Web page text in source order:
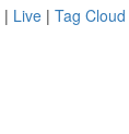
| Live | Tag Cloud